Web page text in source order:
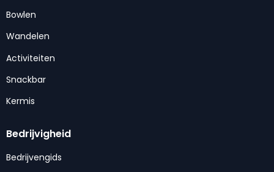
Bowlen
Wandelen
Activiteiten
Snackbar
Kermis
Bedrijvigheid
Bedrijvengids